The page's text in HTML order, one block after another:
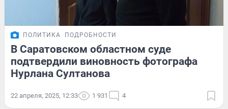
ПОЛИТИКА ПОДРОБНОСТИ
В Саратовском областном суде
подтвердили виновность фотографа
Нурлана Султанова
22 апреля, 2025, 12:33 1 931 4